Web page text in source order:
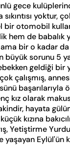
gece
sıkıntısı yoktur,
bir otomobil
hem de babalık
bir o kadar da
büyük sorunu 5
geldiği
çalışmış,
başarılarıyla
kız olarak
hayata
kızına
Yetiştirme
Eylül'ün